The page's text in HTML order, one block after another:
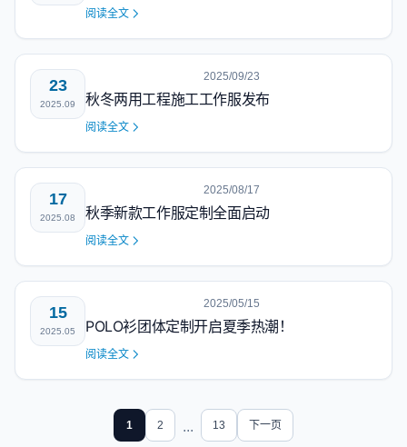
阅读全文
23
2025.09
2025/09/23
秋冬两用工程施工工作服发布
阅读全文
17
2025.08
2025/08/17
秋季新款工作服定制全面启动
阅读全文
15
2025.05
2025/05/15
POLO衫团体定制开启夏季热潮！
阅读全文
1 2 ... 13 下一页